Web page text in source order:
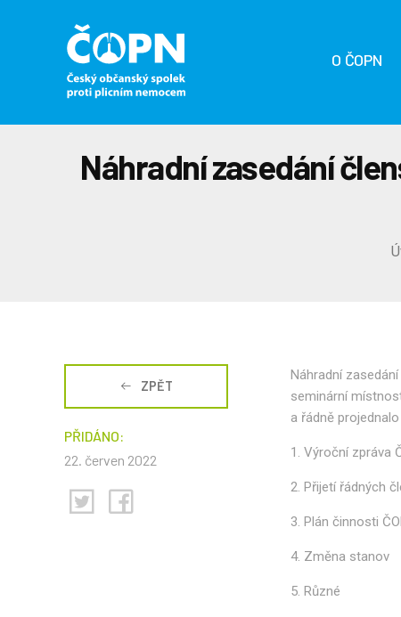
O ČOPN
Náhradní zasedání
Náhradní
seminární
a řádně
1. Výroční zpráva
2. Přijetí řádných
3. Plán činnosti
4. Změna stanov
5. Různé
ZPĚT
PŘIDÁNO:
22. červen 2022